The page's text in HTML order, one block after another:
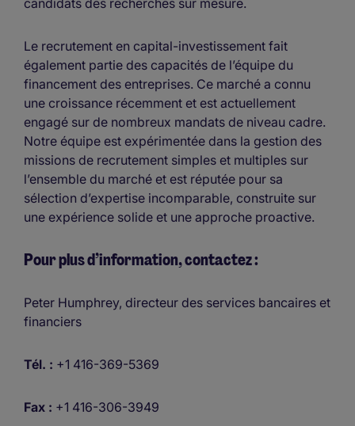
candidats des recherches sur mesure.
Le recrutement en capital-investissement fait
également partie des capacités de l’équipe du
financement des entreprises. Ce marché a connu
une croissance récemment et est actuellement
engagé sur de nombreux mandats de niveau cadre.
Notre équipe est expérimentée dans la gestion des
missions de recrutement simples et multiples sur
l’ensemble du marché et est réputée pour sa
sélection d’expertise incomparable, construite sur
une expérience solide et une approche proactive.
Pour plus d’information, contactez :
Peter Humphrey, directeur des services bancaires et
financiers
Tél. : +1 416-369-5369
Fax : +1 416-306-3949